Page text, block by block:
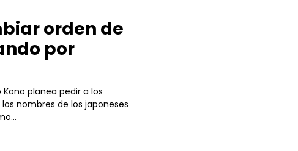
orden de
por
planea pedir a los
nombres de los japoneses